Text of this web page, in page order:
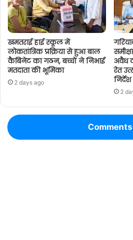
खमतराई हाई स्कूल में
लोकतांत्रिक प्रक्रिया से हुआ बाल
कैबिनेट का गठन, बच्चों ने निभाई
मतदाता की भूमिका
2 days ago
अवैध
रेत
निर्देश
2
Comments